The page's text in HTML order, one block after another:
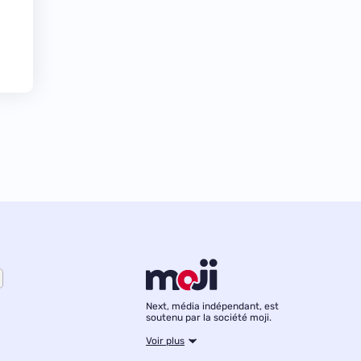
Next, média indépendant, est
soutenu par la société moji.
Voir plus